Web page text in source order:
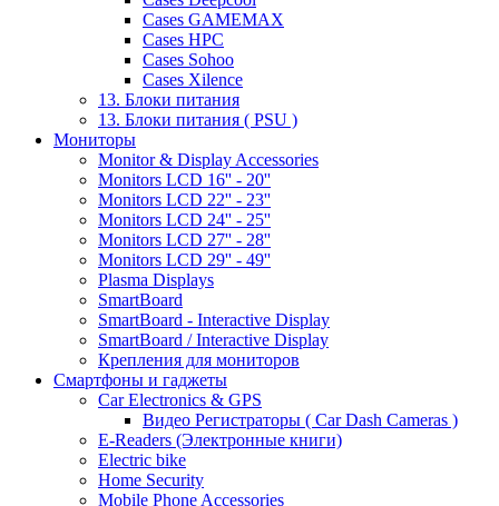
Cases GAMEMAX
Cases HPC
Cases Sohoo
Cases Xilence
13. Блоки питания
13. Блоки питания ( PSU )
Мониторы
Monitor & Display Accessories
Monitors LCD 16'' - 20''
Monitors LCD 22'' - 23''
Monitors LCD 24'' - 25''
Monitors LCD 27'' - 28''
Monitors LCD 29'' - 49''
Plasma Displays
SmartBoard
SmartBoard - Interactive Display
SmartBoard / Interactive Display
Крепления для мониторов
Смартфоны и гаджеты
Car Electronics & GPS
Видео Регистраторы ( Car Dash Cameras )
E-Readers (Электронные книги)
Electric bike
Home Security
Mobile Phone Accessories